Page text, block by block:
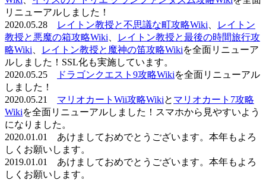
リニューアルしました！
2020.05.28
レイトン教授と不思議な町攻略Wiki
レイトン
教授と悪魔の箱攻略Wiki
レイトン教授と最後の時間旅行攻
略Wiki
レイトン教授と魔神の笛攻略Wikiを全面リニューア
ルしました！SSL化も実施しています。
2020.05.25
ドラゴンクエスト9攻略Wikiを全面リニューアル
しました！
2020.05.21 マリオカートWii攻略Wikiと マリオカート7攻略
Wikiを全面リニューアルしました！スマホから見やすいよう
になりました。
2020.01.01 あけましておめでとうございます。本年もよろ
しくお願いします。
2019.01.01 あけましておめでとうございます。本年もよろ
しくお願いします。